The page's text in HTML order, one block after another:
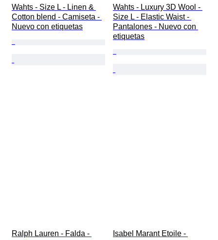
Wahts - Size L - Linen &
Cotton blend - Camiseta -
Nuevo con etiquetas
Wahts - Luxury 3D Wool -
Size L - Elastic Waist -
Pantalones - Nuevo con
etiquetas
Ralph Lauren - Falda -
Isabel Marant Etoile -